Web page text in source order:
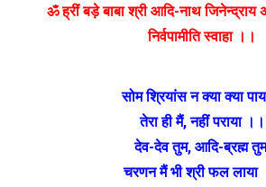
ॐ ह्रीं बड़े बाबा श्री आदि-नाथ जिनेन्द्राय
निर्वपामीति स्वाहा ।।
सोम श्रियांस न क्या क्या
तेरा ही मैं,नहीं पराया ।।
देव-देव तुम, आदि-ब्रह्म तुम
चरणन मैं भी श्री फल लाया